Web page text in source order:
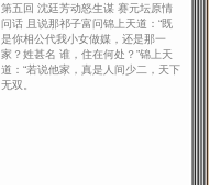
第五回 沈廷芳动怒生谋 赛元坛原情
问话 且说那祁子富问锦上天道：“既
是你相公代我小女做媒，还是那一
家？姓甚名 谁，住在何处？”锦上天
道：“若说他家，真是人间少二，天下
无双。